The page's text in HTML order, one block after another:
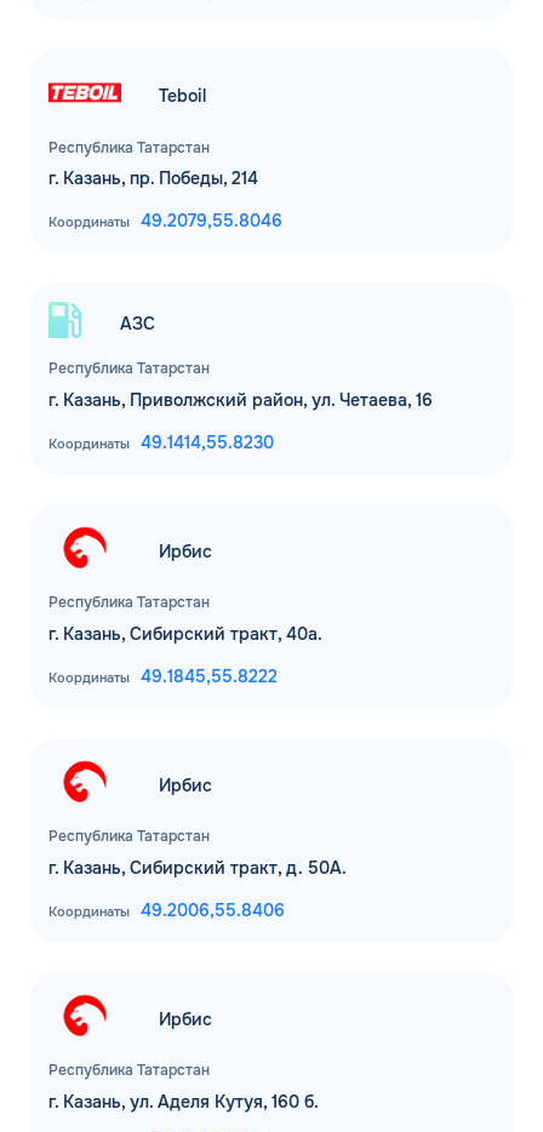
Республика Татарстан
Teboil
г. Казань, пр. Победы, 214
Координаты 49.2079,55.8046
Республика Татарстан
АЗС
г. Казань, Приволжский район, ул. Четаева, 16
Координаты 49.1414,55.8230
Республика Татарстан
Ирбис
г. Казань, Сибирский тракт, 40а.
Координаты 49.1845,55.8222
Республика Татарстан
Ирбис
г. Казань, Сибирский тракт, д. 50А.
Координаты 49.2006,55.8406
Республика Татарстан
Ирбис
г. Казань, ул. Аделя Кутуя, 160 б.